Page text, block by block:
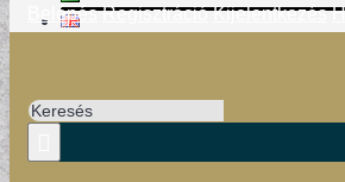
Belépés Regisztráció Kijelentkezés